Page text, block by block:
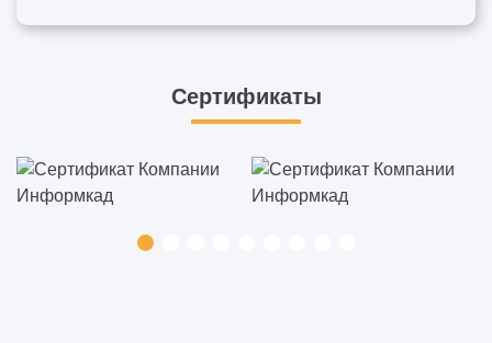
Сертификаты